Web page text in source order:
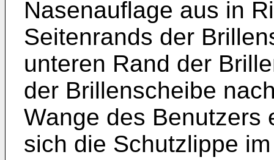
Nasenauflage aus in
Seitenrands der
unteren Rand der
der Brillenscheibe
Wange des Benutzers
sich die Schutzlippe